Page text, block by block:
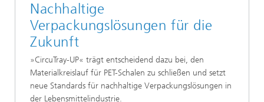
Nachhaltige
Verpackungslösungen für die
Zukunft
»CircuTray-UP« trägt entscheidend dazu bei, den
Materialkreislauf für PET-Schalen zu schließen und setzt
neue Standards für nachhaltige Verpackungslösungen in
der Lebensmittelindustrie.